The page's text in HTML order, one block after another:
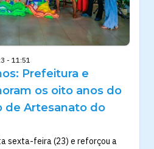
- 11:51
Prefeitura e
os oito anos do
de Artesanato do
sexta-feira (23) e reforçou a